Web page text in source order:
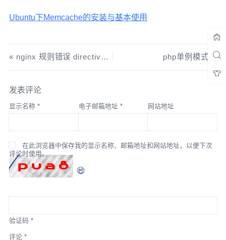
Ubuntu下Memcache的安装与基本使用
nginx 规则错误 directive “rewrite” is not terminated by “;” php单例模式
发表评论
显示名称 * 电子邮箱地址 * 网站地址
在此浏览器中保存我的显示名称、邮箱地址和网站地址，以便下次
评论时使用。
验证码 *
评论 *